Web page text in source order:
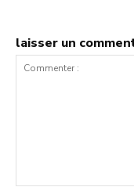
laisser un